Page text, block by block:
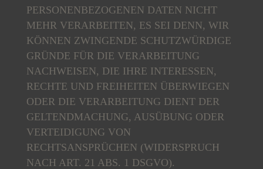
PERSONENBEZOGENEN DATEN NICHT
MEHR VERARBEITEN, ES SEI DENN, WIR
KÖNNEN ZWINGENDE SCHUTZWÜRDIGE
GRÜNDE FÜR DIE VERARBEITUNG
NACHWEISEN, DIE IHRE INTERESSEN,
RECHTE UND FREIHEITEN ÜBERWIEGEN
ODER DIE VERARBEITUNG DIENT DER
GELTENDMACHUNG, AUSÜBUNG ODER
VERTEIDIGUNG VON
RECHTSANSPRÜCHEN (WIDERSPRUCH
NACH ART. 21 ABS. 1 DSGVO).